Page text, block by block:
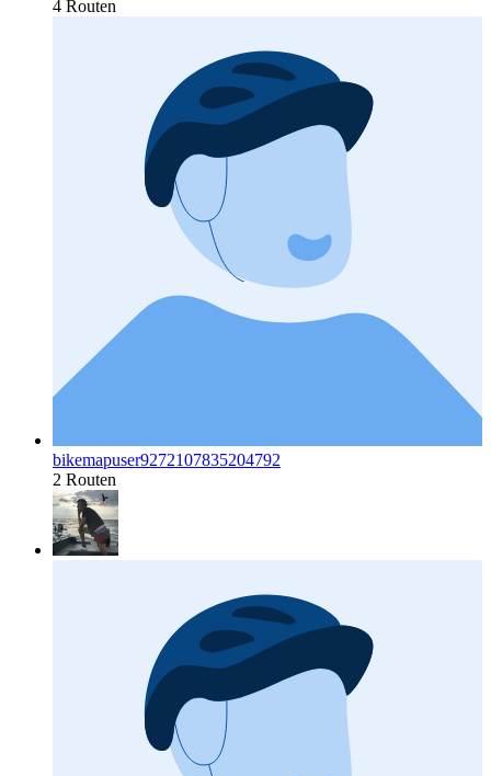
4 Routen
bikemapuser9272107835204792
2 Routen